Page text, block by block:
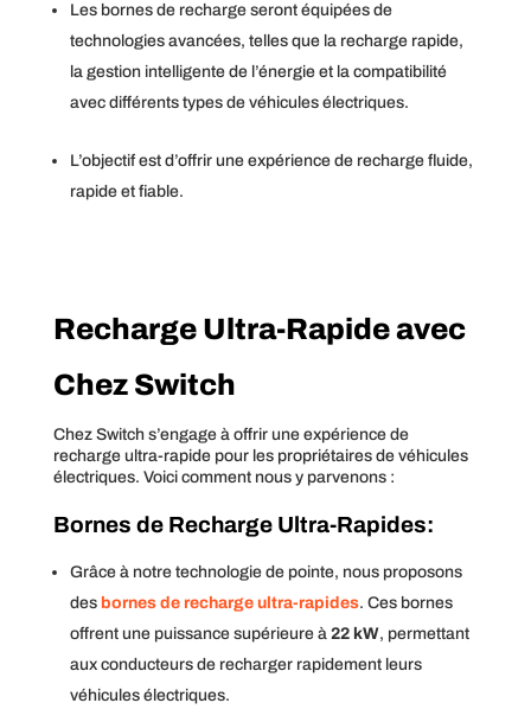
Les bornes de recharge seront équipées de
technologies avancées, telles que la recharge rapide,
la gestion intelligente de l’énergie et la compatibilité
avec différents types de véhicules électriques.
L’objectif est d’offrir une expérience de recharge fluide,
rapide et fiable.
Recharge Ultra-Rapide avec
Chez Switch
Chez Switch s’engage à offrir une expérience de
recharge ultra-rapide pour les propriétaires de véhicules
électriques. Voici comment nous y parvenons :
Bornes de Recharge Ultra-Rapides:
Grâce à notre technologie de pointe, nous proposons
des bornes de recharge ultra-rapides. Ces bornes
offrent une puissance supérieure à 22 kW, permettant
aux conducteurs de recharger rapidement leurs
véhicules électriques.